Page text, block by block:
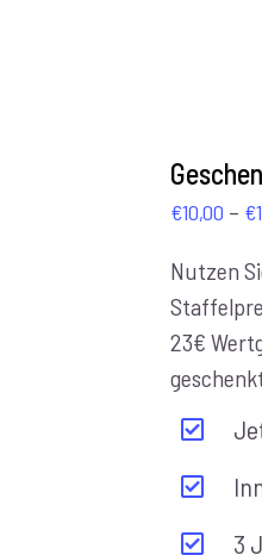
€10,00 – €
Nutzen
23€
3